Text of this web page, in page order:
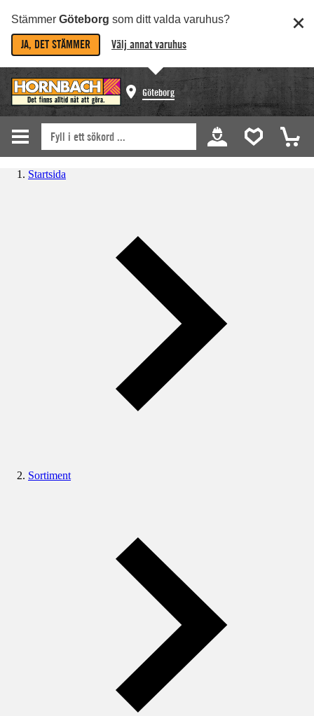
Stämmer Göteborg som ditt valda varuhus?
JA, DET STÄMMER Välj annat varuhus
Göteborg
Startsida
Sortiment